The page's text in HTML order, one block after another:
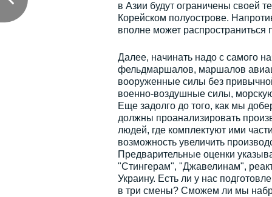
в Азии будут ограничены своей
Корейском полуострове.
вполне может распространиться
Далее, начинать надо с самого
фельдмаршалов, маршалов
вооруженные силы без
военно-воздушные силы,
Еще задолго до того, как мы
должны проанализировать
людей, где комплектуют ими
возможность увеличить
Предварительные оценки
"Стингерам", "Джавелинам",
Украину. Есть ли у нас
в три смены? Сможем ли мы